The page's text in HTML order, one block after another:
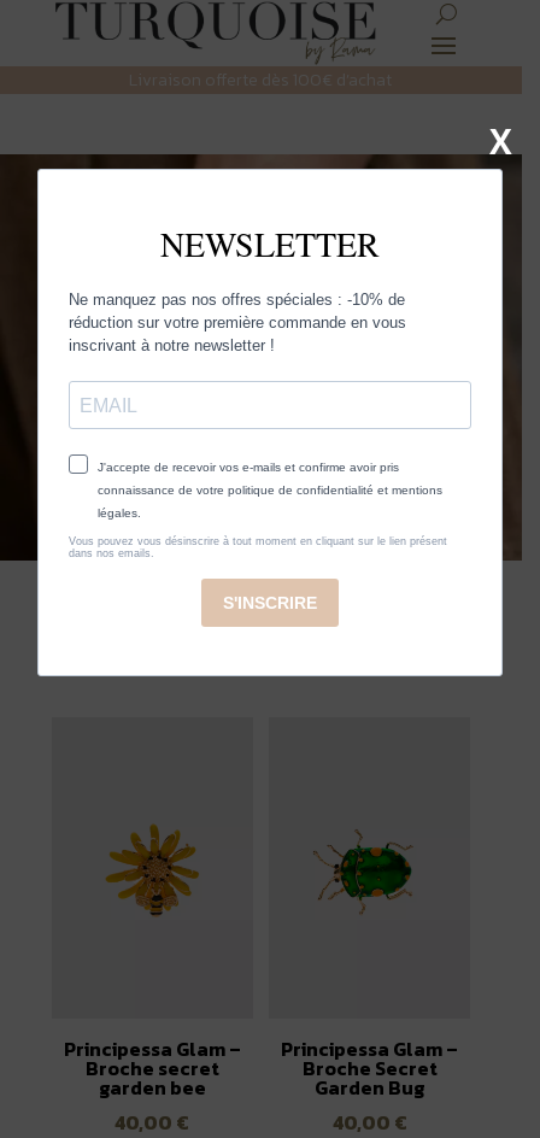
Livraison offerte dès 100€ d’achat
BROCHES
Découvrez des pièces uniques et tendance,
spécialement choisies pour vous chezTurquoise
Principessa Glam –
Broche secret
garden bee
40,00 €
Principessa Glam –
Broche Secret
Garden Bug
40,00 €
X